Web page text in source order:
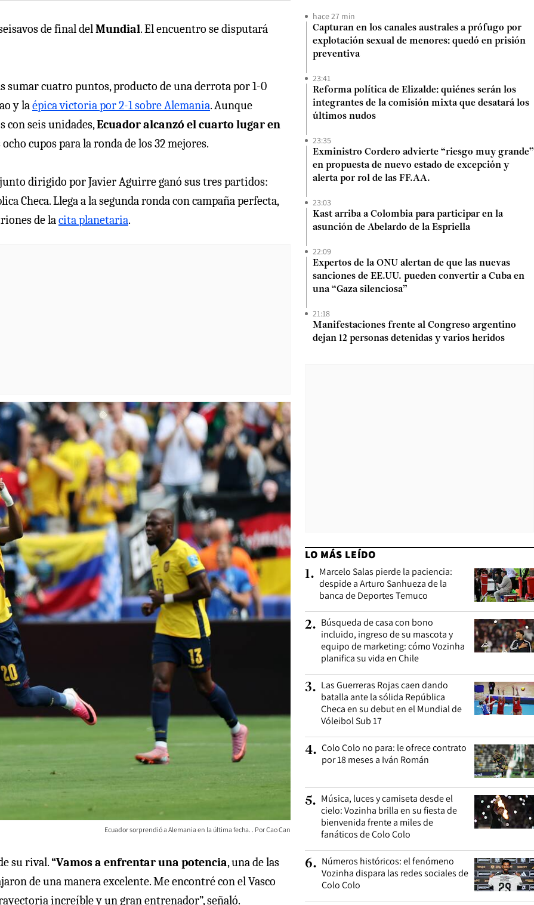
de final delMundial. El encuentro se disputará
sumar cuatro puntos, producto de una derrota por 1-0
y laépica victoria por 2-1 sobre Alemania. Aunque
con seis unidades,Ecuador alcanzó el cuarto lugar en
cupos para la ronda de los 32 mejores.
dirigido por Javier Aguirre ganó sus tres partidos:
Checa. Llega a la segunda ronda con campaña perfecta,
de lacita planetaria.
Ecuador sorprendió a Alemania en la última fecha. Cao Can
su rival.“Vamos a enfrentar una potencia, una de las
de una manera excelente. Me encontré con el Vasco
increíble y un gran entrenador”, señaló.
hace 27 min
Capturan en los canales australes a prófugo por
explotación sexual de menores: quedó en prisión
preventiva
23:41
Reforma política de Elizalde: quiénes serán los
integrantes de la comisión mixta que desatará los
últimos nudos
23:35
Exministro Cordero advierte “riesgo muy grande”
en propuesta de nuevo estado de excepción y
alerta por rol de las FF.AA.
23:03
Kast arriba a Colombia para participar en la
asunción de Abelardo de la Espriella
22:09
Expertos de la ONU alertan de que las nuevas
sanciones de EE.UU. pueden convertir a Cuba en
una “Gaza silenciosa”
21:18
Manifestaciones frente al Congreso argentino
dejan 12 personas detenidas y varios heridos
LO MÁS LEÍDO
1. Marcelo Salas pierde la paciencia:
despide a Arturo Sanhueza de la
banca de Deportes Temuco
2. Búsqueda de casa con bono
incluido, ingreso de su mascota y
equipo de marketing: cómo Vozinha
planifica su vida en Chile
3. Las Guerreras Rojas caen dando
batalla ante la sólida República
Checa en su debut en el Mundial de
Vóleibol Sub 17
4. Colo Colo no para: le ofrece contrato
por 18 meses a Iván Román
5. Música, luces y camiseta desde el
cielo: Vozinha brilla en su fiesta de
bienvenida frente a miles de
fanáticos de Colo Colo
6. Números históricos: el fenómeno
Vozinha dispara las redes sociales de
Colo Colo